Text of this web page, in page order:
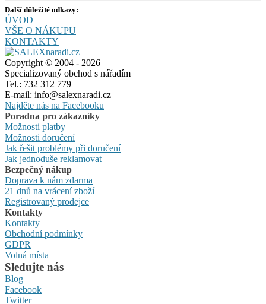
Další důležité odkazy:
ÚVOD
VŠE O NÁKUPU
KONTAKTY
Copyright © 2004 - 2026
Specializovaný obchod s nářadím
Tel.: 732 312 779
E-mail: info@salexnaradi.cz
Najděte nás na Facebooku
Poradna pro zákazníky
Možnosti platby
Možnosti doručení
Jak řešit problémy při doručení
Jak jednoduše reklamovat
Bezpečný nákup
Doprava k nám zdarma
21 dnů na vrácení zboží
Registrovaný prodejce
Kontakty
Kontakty
Obchodní podmínky
GDPR
Volná místa
Sledujte nás
Blog
Facebook
Twitter